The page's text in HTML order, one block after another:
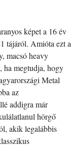
képet a 16 év
tájáról. Amióta ezt a
macsó heavy
ha megtudja, hogy
Metal
az
addigra már
hörgő
akik legalábbis